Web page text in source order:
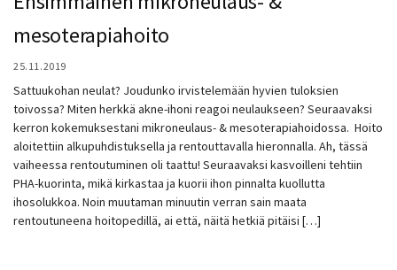
mesoterapiahoito
25.11.2019
Sattuukohan neulat? Joudunko irvistelemään hyvien tuloksien
toivossa? Miten herkkä akne-ihoni reagoi neulaukseen? Seuraavaksi
kerron kokemuksestani mikroneulaus- & mesoterapiahoidossa. Hoito
aloitettiin alkupuhdistuksella ja rentouttavalla hieronnalla. Ah, tässä
vaiheessa rentoutuminen oli taattu! Seuraavaksi kasvoilleni tehtiin
PHA-kuorinta, mikä kirkastaa ja kuorii ihon pinnalta kuollutta
ihosolukkoa. Noin muutaman minuutin verran sain maata
rentoutuneena hoitopedillä, ai että, näitä hetkiä pitäisi […]